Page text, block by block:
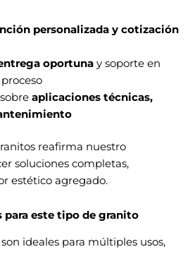
personalizada y cotización
oportunay soporte en
aplicaciones técnicas,
reafirma nuestro
soluciones completas,
estético agregado.
para este tipo de granito
ideales para múltiples usos,